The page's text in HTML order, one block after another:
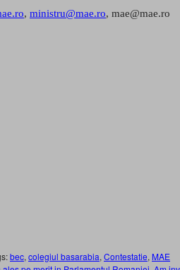
, ministru@mae.ro, mae@mae.ro
bec, colegiul basarabia, Contestatie, MAE